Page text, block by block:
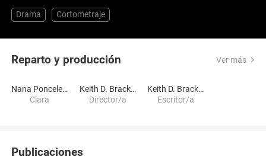
Drama Cortometraje
Reparto y producción Ver más
Nana Ponceleon
Clara
Keith D. Bracker
Director/a
Keith D. Bracker
Escritor/a
Publicaciones